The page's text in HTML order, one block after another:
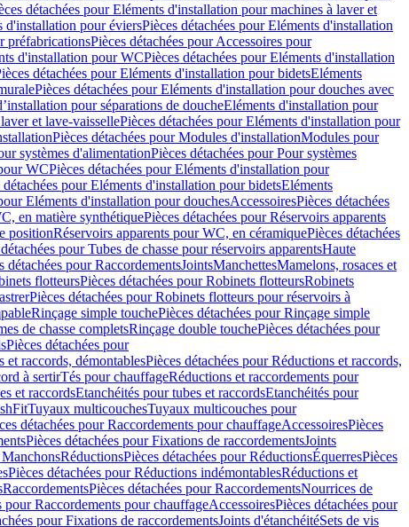
détachées pour Eléments d'installation pour machines à laver et
d'installation pour éviersPièces détachées pour Eléments d'installation
préfabricationsPièces détachées pour Accessoires pour
d'installation pour WCPièces détachées pour Eléments d'installation
détachées pour Eléments d'installation pour bidetsEléments
Pièces détachées pour Eléments d'installation pour douches avec
pour séparations de doucheEléments d'installation pour
et lave-vaissellePièces détachées pour Eléments d'installation pour
Pièces détachées pour Modules d'installationModules pour
systèmes d'alimentationPièces détachées pour Pour systèmes
WCPièces détachées pour Eléments d'installation pour
détachées pour Eléments d'installation pour bidetsEléments
Eléments d'installation pour douchesAccessoiresPièces détachées
en matière synthétiquePièces détachées pour Réservoirs apparents
positionRéservoirs apparents pour WC, en céramiquePièces détachées
pour Tubes de chasse pour réservoirs apparentsHaute
détachées pour RaccordementsJointsManchettesMamelons, rosaces et
flotteursPièces détachées pour Robinets flotteursRobinets
Pièces détachées pour Robinets flotteurs pour réservoirs à
Rinçage simple touchePièces détachées pour Rinçage simple
de chasse completsRinçage double touchePièces détachées pour
Pièces détachées pour
et raccords, démontablesPièces détachées pour Réductions et raccords,
à sertirTés pour chauffageRéductions et raccordements pour
et raccordsEtanchéités pour tubes et raccordsEtanchéités pour
Tuyaux multicouchesTuyaux multicouches pour
détachées pour Raccordements pour chauffageAccessoiresPièces
Pièces détachées pour Fixations de raccordementsJoints
ManchonsRéductionsPièces détachées pour RéductionsÉquerresPièces
Pièces détachées pour Réductions indémontablesRéductions et
RaccordementsPièces détachées pour RaccordementsNourrices de
pour Raccordements pour chauffageAccessoiresPièces détachées pour
pour Fixations de raccordementsJoints d'étanchéitéSets de vis